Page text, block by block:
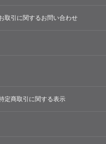
取引に関するお問い合わせ
定商取引に関する表示